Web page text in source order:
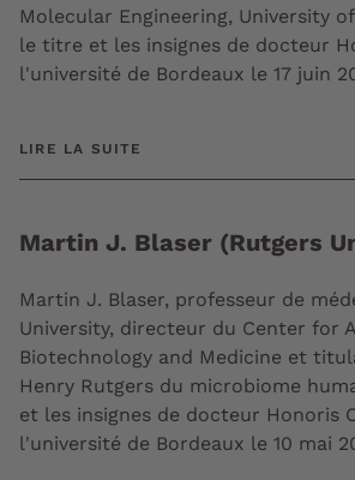
Molecular Engineering, University
le titre et les insignes de docteur
l'université de Bordeaux le 17 juin
LIRE LA SUITE
Martin J. Blaser (Rutgers
Martin J. Blaser, professeur de
University, directeur du Center for
Biotechnology and Medicine et
Henry Rutgers du microbiome
et les insignes de docteur Honoris
l'université de Bordeaux le 10 mai